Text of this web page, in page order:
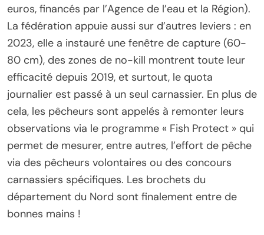
euros, financés par l’Agence de l’eau et la Région).
La fédération appuie aussi sur d’autres leviers : en
2023, elle a instauré une fenêtre de capture (60-
80 cm), des zones de no-kill montrent toute leur
efficacité depuis 2019, et surtout, le quota
journalier est passé à un seul carnassier. En plus de
cela, les pêcheurs sont appelés à remonter leurs
observations via le programme « Fish Protect » qui
permet de mesurer, entre autres, l’effort de pêche
via des pêcheurs volontaires ou des concours
carnassiers spécifiques. Les brochets du
département du Nord sont finalement entre de
bonnes mains !